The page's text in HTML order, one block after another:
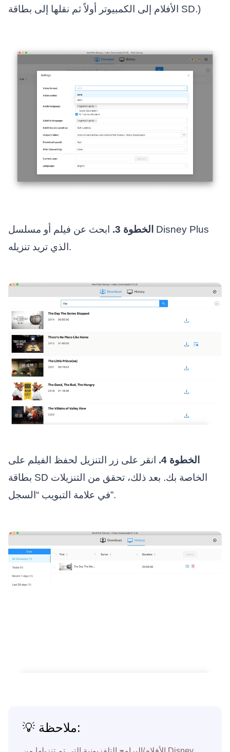
الأفلام إلى الكمبيوتر أولاً ثم نقلها إلى بطاقة SD.)
الخطوة 3.
ابحث عن فيلم أو مسلسل Disney Plus
الذي تريد تنزيله.
الخطوة 4.
انقر على زر التنزيل لحفظ الفيلم على
بطاقة SD الخاصة بك. بعد ذلك، تحقق من التنزيلات
في علامة التبويب “السجل”.
💡 ملاحظة: